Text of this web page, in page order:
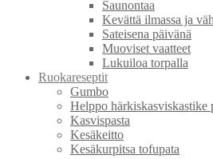
Saunontaa
Kevättä ilmassa ja
Sateisena päivänä
Muoviset vaatteet
Lukuiloa torpalla
Ruokareseptit
Gumbo
Helppo härkiskasviskastike
Kasvispasta
Kesäkeitto
Kesäkurpitsa tofupata